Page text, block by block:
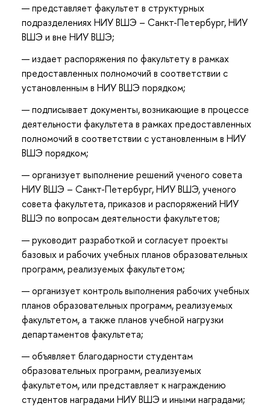
представляет факультет в структурных
подразделениях НИУ ВШЭ – Санкт-Петербург, НИУ
ВШЭ и вне НИУ ВШЭ;
издает распоряжения по факультету в рамках
предоставленных полномочий в соответствии с
установленным в НИУ ВШЭ порядком;
подписывает документы, возникающие в процессе
деятельности факультета в рамках предоставленных
полномочий в соответствии с установленным в НИУ
ВШЭ порядком;
организует выполнение решений ученого совета
НИУ ВШЭ – Санкт-Петербург, НИУ ВШЭ, ученого
совета факультета, приказов и распоряжений НИУ
ВШЭ по вопросам деятельности факультетов;
руководит разработкой и согласует проекты
базовых и рабочих учебных планов образовательных
программ, реализуемых факультетом;
организует контроль выполнения рабочих учебных
планов образовательных программ, реализуемых
факультетом, а также планов учебной нагрузки
департаментов факультета;
объявляет благодарности студентам
образовательных программ, реализуемых
факультетом, или представляет к награждению
студентов наградами НИУ ВШЭ и иными наградами;